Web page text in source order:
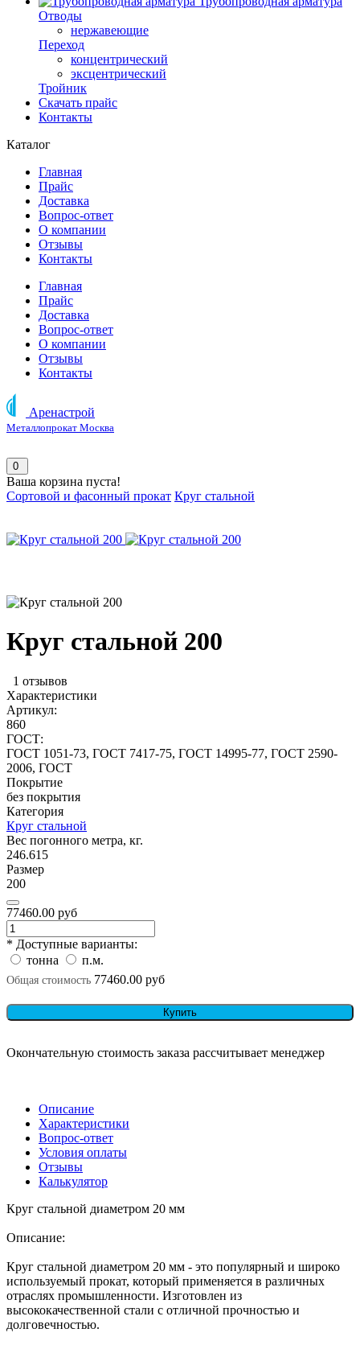
Отводы
нержавеющие
Переход
концентрический
эксцентрический
Тройник
Скачать прайс
Контакты
Каталог
Главная
Прайс
Доставка
Вопрос-ответ
О компании
Отзывы
Контакты
Главная
Прайс
Доставка
Вопрос-ответ
О компании
Отзывы
Контакты
Аренастрой
Металлопрокат Москва
0
Ваша корзина пуста!
Сортовой и фасонный прокат Круг стальной
Круг стальной 200
1 отзывов
Характеристики
Артикул:
860
ГОСТ:
ГОСТ 1051-73, ГОСТ 7417-75, ГОСТ 14995-77, ГОСТ 2590-
2006, ГОСТ
Покрытие
без покрытия
Категория
Круг стальной
Вес погонного метра, кг.
246.615
Размер
200
77460.00 руб
* Доступные варианты:
тонна
п.м.
Общая стоимость 77460.00 руб
Купить
Окончательную стоимость заказа рассчитывает менеджер
Описание
Характеристики
Вопрос-ответ
Условия оплаты
Отзывы
Калькулятор
Круг стальной диаметром 20 мм
Описание:
Круг стальной диаметром 20 мм - это популярный и широко
используемый прокат, который применяется в различных
отраслях промышленности. Изготовлен из
высококачественной стали с отличной прочностью и
долговечностью.